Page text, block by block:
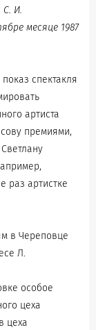
И.
месяце 1987
спектакля
артиста
премиями,
раз артистке
в Череповце
Л.
особое
цеха
цеха